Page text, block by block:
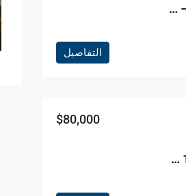
R9-3803 أراضٍ للبيع في أبو سمرا ضم والفرز – 4,978 م²، سكنية
التفاصيل
R9-3802 أرض للبيع في عصون الضنية – 1,000 م²، سكنية، إطلالة جبلية بانورامية
$80,000